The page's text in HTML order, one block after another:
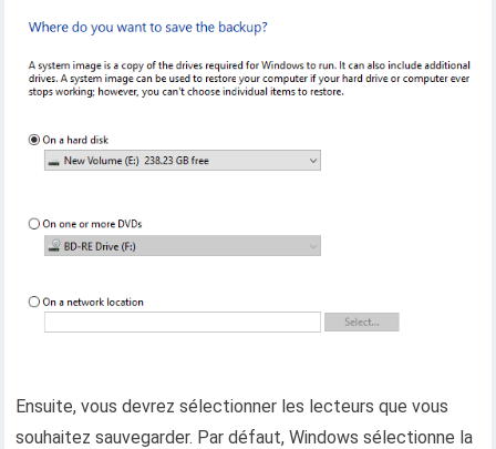
Ensuite, vous devrez sélectionner les lecteurs que vous
souhaitez sauvegarder. Par défaut, Windows sélectionne la